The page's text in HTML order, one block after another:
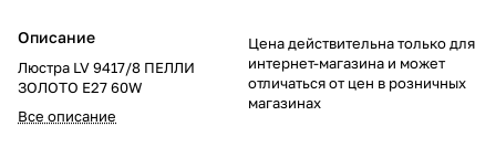
Описание
Люстра LV 9417/8 ПЕЛЛИ
ЗОЛОТО Е27 60W
Все описание
Цена действительна только для
интернет-магазина и может
отличаться от цен в розничных
магазинах